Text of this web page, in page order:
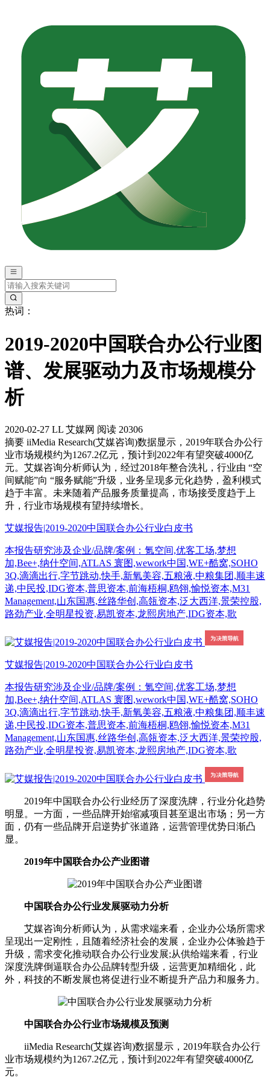
热词：
2019-2020中国联合办公行业图
谱、发展驱动力及市场规模分
析
2020-02-27 LL 艾媒网 阅读 20306
摘要 iiMedia Research(艾媒咨询)数据显示，2019年联合办公行
业市场规模约为1267.2亿元，预计到2022年有望突破4000亿
元。艾媒咨询分析师认为，经过2018年整合洗礼，行业由 “空
间赋能”向 “服务赋能”升级，业务呈现多元化趋势，盈利模式
趋于丰富。未来随着产品服务质量提高，市场接受度趋于上
升，行业市场规模有望持续增长。
艾媒报告|2019-2020中国联合办公行业白皮书
本报告研究涉及企业/品牌/案例：氪空间,优客工场,梦想
加,Bee+,纳什空间,ATLAS 寰图,wework中国,WE+酷窝,SOHO
3Q,滴滴出行,字节跳动,快手,新氧美容,五粮液,中粮集团,顺丰速
递,中民投,IDG资本,普思资本,前海梧桐,鸥翎,愉悦资本,M31
Management,山东国惠,丝路华创,高瓴资本,泛大西洋,景荣控股,
路劲产业,全明星投资,易凯资本,龙熙房地产,IDG资本,歌
艾媒报告|2019-2020中国联合办公行业白皮书
本报告研究涉及企业/品牌/案例：氪空间,优客工场,梦想
加,Bee+,纳什空间,ATLAS 寰图,wework中国,WE+酷窝,SOHO
3Q,滴滴出行,字节跳动,快手,新氧美容,五粮液,中粮集团,顺丰速
递,中民投,IDG资本,普思资本,前海梧桐,鸥翎,愉悦资本,M31
Management,山东国惠,丝路华创,高瓴资本,泛大西洋,景荣控股,
路劲产业,全明星投资,易凯资本,龙熙房地产,IDG资本,歌
2019年中国联合办公行业经历了深度洗牌，行业分化趋势
明显。一方面，一些品牌开始缩减项目甚至退出市场；另一方
面，仍有一些品牌开启逆势扩张道路，运营管理优势日渐凸
显。
2019年中国联合办公产业图谱
中国联合办公行业发展驱动力分析
艾媒咨询分析师认为，从需求端来看，企业办公场所需求
呈现出一定刚性，且随着经济社会的发展，企业办公体验趋于
升级，需求变化推动联合办公行业发展;从供给端来看，行业
深度洗牌倒逼联合办公品牌转型升级，运营更加精细化，此
外，科技的不断发展也将促进行业不断提升产品力和服务力。
中国联合办公行业市场规模及预测
iiMedia Research(艾媒咨询)数据显示，2019年联合办公行
业市场规模约为1267.2亿元，预计到2022年有望突破4000亿
元。